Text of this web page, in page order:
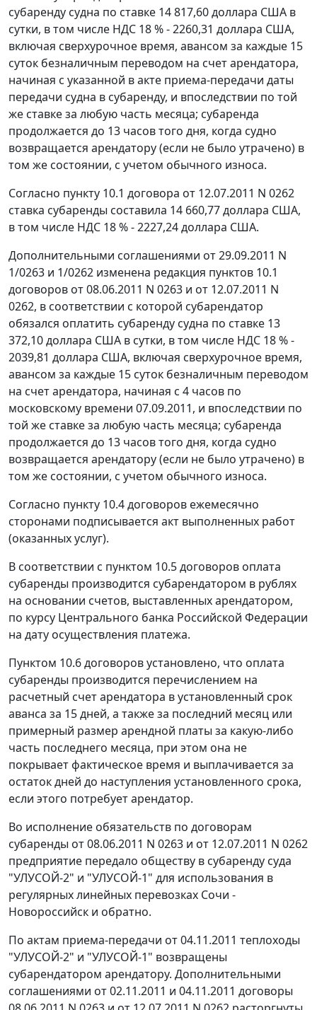
субаренду судна по ставке 14 817,60 доллара США в
сутки, в том числе НДС 18 % - 2260,31 доллара США,
включая сверхурочное время, авансом за каждые 15
суток безналичным переводом на счет арендатора,
начиная с указанной в акте приема-передачи даты
передачи судна в субаренду, и впоследствии по той
же ставке за любую часть месяца; субаренда
продолжается до 13 часов того дня, когда судно
возвращается арендатору (если не было утрачено) в
том же состоянии, с учетом обычного износа.
Согласно пункту 10.1 договора от 12.07.2011 N 0262
ставка субаренды составила 14 660,77 доллара США,
в том числе НДС 18 % - 2227,24 доллара США.
Дополнительными соглашениями от 29.09.2011 N
1/0263 и 1/0262 изменена редакция пунктов 10.1
договоров от 08.06.2011 N 0263 и от 12.07.2011 N
0262, в соответствии с которой субарендатор
обязался оплатить субаренду судна по ставке 13
372,10 доллара США в сутки, в том числе НДС 18 % -
2039,81 доллара США, включая сверхурочное время,
авансом за каждые 15 суток безналичным переводом
на счет арендатора, начиная с 4 часов по
московскому времени 07.09.2011, и впоследствии по
той же ставке за любую часть месяца; субаренда
продолжается до 13 часов того дня, когда судно
возвращается арендатору (если не было утрачено) в
том же состоянии, с учетом обычного износа.
Согласно пункту 10.4 договоров ежемесячно
сторонами подписывается акт выполненных работ
(оказанных услуг).
В соответствии с пунктом 10.5 договоров оплата
субаренды производится субарендатором в рублях
на основании счетов, выставленных арендатором,
по курсу Центрального банка Российской Федерации
на дату осуществления платежа.
Пунктом 10.6 договоров установлено, что оплата
субаренды производится перечислением на
расчетный счет арендатора в установленный срок
аванса за 15 дней, а также за последний месяц или
примерный размер арендной платы за какую-либо
часть последнего месяца, при этом она не
покрывает фактическое время и выплачивается за
остаток дней до наступления установленного срока,
если этого потребует арендатор.
Во исполнение обязательств по договорам
субаренды от 08.06.2011 N 0263 и от 12.07.2011 N 0262
предприятие передало обществу в субаренду суда
"УЛУСОЙ-2" и "УЛУСОЙ-1" для использования в
регулярных линейных перевозках Сочи -
Новороссийск и обратно.
По актам приема-передачи от 04.11.2011 теплоходы
"УЛУСОЙ-2" и "УЛУСОЙ-1" возвращены
субарендатором арендатору. Дополнительными
соглашениями от 02.11.2011 и 04.11.2011 договоры